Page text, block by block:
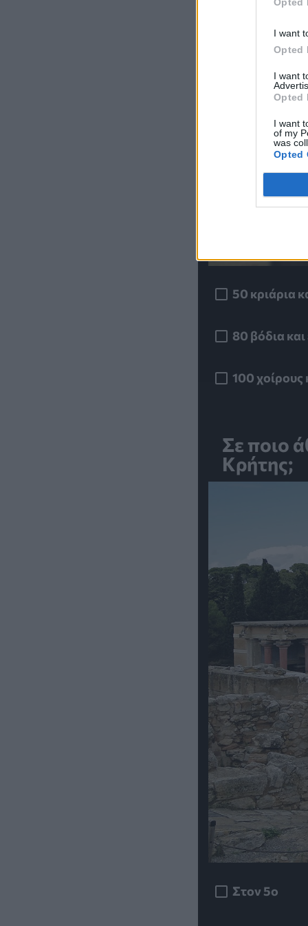
I want
Opted
I want
Opted
I want
of my
was
Opted
50 κριάρια
80 βόδια
100 χοίρους
Σε ποιο
Κρήτης;
Στον 5ο